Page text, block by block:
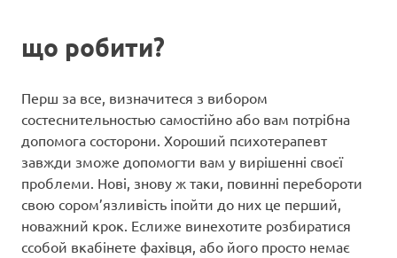
що робити?
Перш за все, визначитеся з вибором
состеснительностью самостійно або вам потрібна
допомога состорони. Хороший психотерапевт
завжди зможе допомогти вам у вирішенні своєї
проблеми. Нові, знову ж таки, повинні перебороти
свою сором’язливість іпойти до них це перший,
новажний крок. Еслиже винехотите розбиратися
ссобой вкабінете фахівця, або його просто немає